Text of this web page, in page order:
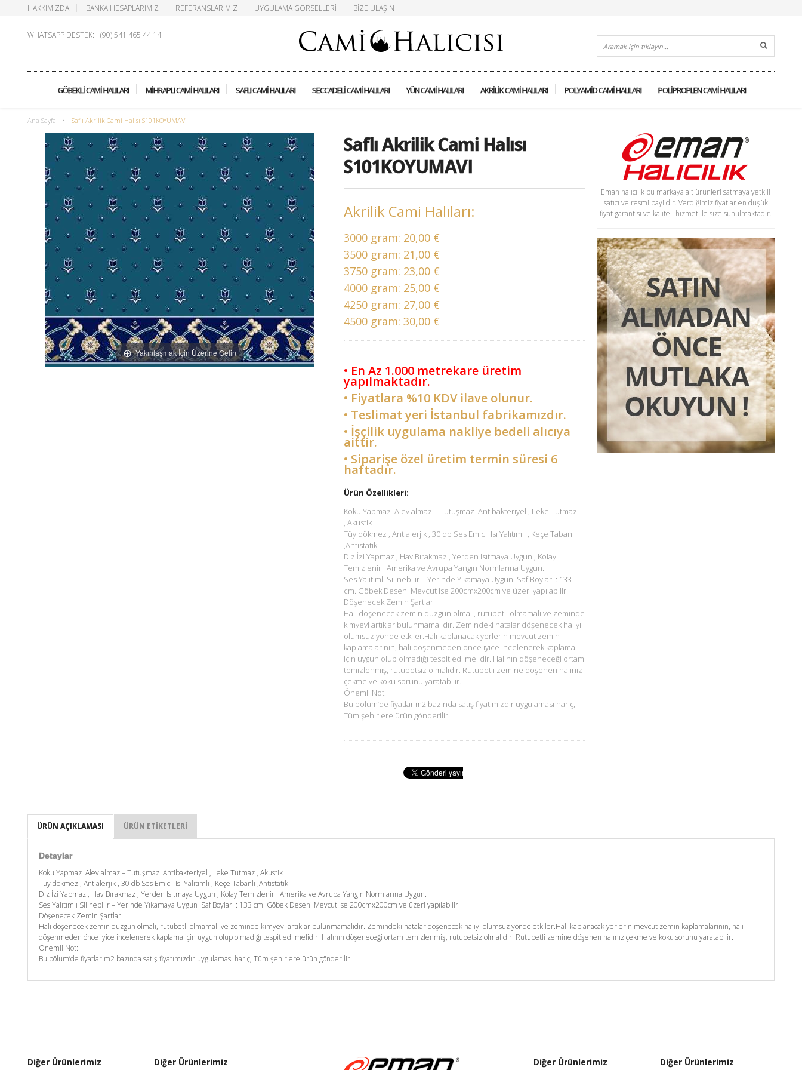
HAKKIMIZDA BANKA HESAPLARIMIZ REFERANSLARIMIZ UYGULAMA GÖRSELLERI BIZE ULAŞIN
WHATSAPP DESTEK: +(90) 541 465 44 14
GÖBEKLI CAMI HALILARI MIHRAPLI CAMI HALILARI SAFLI CAMI HALILARI SECCADELI CAMI HALILARI YÜN CAMI HALILARI AKRILIK CAMI HALILARI POLYAMID CAMI HALILARI POLIPROPLEN CAMI HALILARI
Ana Sayfa • Saflı Akrilik Cami Halısı S101KOYUMAVI
Yakınlaşmak İçin Üzerine Gelin
Saflı Akrilik Cami Halısı
S101KOYUMAVI
Akrilik Cami Halıları:
3000 gram: 20,00 €
3500 gram: 21,00 €
3750 gram: 23,00 €
4000 gram: 25,00 €
4250 gram: 27,00 €
4500 gram: 30,00 €
• En Az 1.000 metrekare üretim
yapılmaktadır.
• Fiyatlara %10 KDV ilave olunur.
• Teslimat yeri İstanbul fabrikamızdır.
• İşçilik uygulama nakliye bedeli alıcıya
aittir.
• Siparişe özel üretim termin süresi 6
haftadır.
Ürün Özellikleri:
Koku Yapmaz Alev almaz – Tutuşmaz Antibakteriyel , Leke Tutmaz
, Akustik
Tüy dökmez , Antialerjik , 30 db Ses Emici Isı Yalıtımlı , Keçe Tabanlı
,Antistatik
Diz İzi Yapmaz , Hav Bırakmaz , Yerden Isıtmaya Uygun , Kolay
Temizlenir . Amerika ve Avrupa Yangın Normlarına Uygun.
Ses Yalıtımlı Silinebilir – Yerinde Yıkamaya Uygun Saf Boyları : 133
cm. Göbek Deseni Mevcut ise 200cmx200cm ve üzeri yapılabilir.
Döşenecek Zemin Şartları
Halı döşenecek zemin düzgün olmalı, rutubetli olmamalı ve zeminde
kimyevi artıklar bulunmamalıdır. Zemindeki hatalar döşenecek halıyı
olumsuz yönde etkiler.Halı kaplanacak yerlerin mevcut zemin
kaplamalarının, halı döşenmeden önce iyice incelenerek kaplama
için uygun olup olmadığı tespit edilmelidir. Halının döşeneceği ortam
temizlenmiş, rutubetsiz olmalıdır. Rutubetli zemine döşenen halınız
çekme ve koku sorunu yaratabilir.
Önemli Not:
Bu bölüm’de fiyatlar m2 bazında satış fiyatımızdır uygulaması hariç,
Tüm şehirlere ürün gönderilir.
Eman halıcılık bu markaya ait ürünleri satmaya yetkili
satıcı ve resmi bayiidir. Verdiğimiz fiyatlar en düşük
fiyat garantisi ve kaliteli hizmet ile size sunulmaktadır.
ÜRÜN AÇIKLAMASI ÜRÜN ETIKETLERI
Detaylar
Koku Yapmaz Alev almaz – Tutuşmaz Antibakteriyel , Leke Tutmaz , Akustik
Tüy dökmez , Antialerjik , 30 db Ses Emici Isı Yalıtımlı , Keçe Tabanlı ,Antistatik
Diz İzi Yapmaz , Hav Bırakmaz , Yerden Isıtmaya Uygun , Kolay Temizlenir . Amerika ve Avrupa Yangın Normlarına Uygun.
Ses Yalıtımlı Silinebilir – Yerinde Yıkamaya Uygun Saf Boyları : 133 cm. Göbek Deseni Mevcut ise 200cmx200cm ve üzeri yapılabilir.
Döşenecek Zemin Şartları
Halı döşenecek zemin düzgün olmalı, rutubetli olmamalı ve zeminde kimyevi artıklar bulunmamalıdır. Zemindeki hatalar döşenecek halıyı olumsuz yönde etkiler.Halı kaplanacak yerlerin mevcut zemin kaplamalarının, halı
döşenmeden önce iyice incelenerek kaplama için uygun olup olmadığı tespit edilmelidir. Halının döşeneceği ortam temizlenmiş, rutubetsiz olmalıdır. Rutubetli zemine döşenen halınız çekme ve koku sorunu yaratabilir.
Önemli Not:
Bu bölüm’de fiyatlar m2 bazında satış fiyatımızdır uygulaması hariç, Tüm şehirlere ürün gönderilir.
Diğer Ürünlerimiz Diğer Ürünlerimiz Diğer Ürünlerimiz Diğer Ürünlerimiz